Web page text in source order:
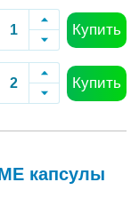
Купить
Купить
капсулы